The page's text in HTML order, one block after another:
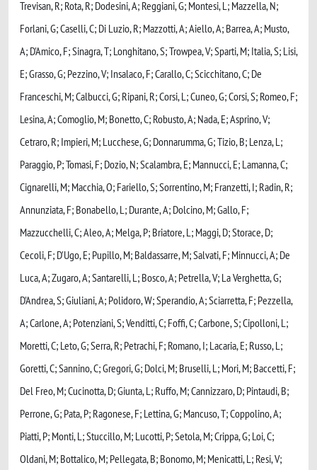
Trevisan, R; Rota, R; Dodesini, A; Reggiani, G; Montesi, L; Mazzella, N;
Forlani, G; Caselli, C; Di Luzio, R; Mazzotti, A; Aiello, A; Barrea, A; Musto,
A; D'Amico, F; Sinagra, T; Longhitano, S; Trowpea, V; Sparti, M; Italia, S; Lisi,
E; Grasso, G; Pezzino, V; Insalaco, F; Carallo, C; Scicchitano, C; De
Franceschi, M; Calbucci, G; Ripani, R; Corsi, L; Cuneo, G; Corsi, S; Romeo, F;
Lesina, A; Comoglio, M; Bonetto, C; Robusto, A; Nada, E; Asprino, V;
Cetraro, R; Impieri, M; Lucchese, G; Donnarumma, G; Tizio, B; Lenza, L;
Paraggio, P; Tomasi, F; Dozio, N; Scalambra, E; Mannucci, E; Lamanna, C;
Cignarelli, M; Macchia, O; Fariello, S; Sorrentino, M; Franzetti, I; Radin, R;
Annunziata, F; Bonabello, L; Durante, A; Dolcino, M; Gallo, F;
Mazzucchelli, C; Aleo, A; Melga, P; Briatore, L; Maggi, D; Storace, D;
Cecoli, F; D'Ugo, E; Pupillo, M; Baldassarre, M; Salvati, F; Minnucci, A; De
Luca, A; Zugaro, A; Santarelli, L; Bosco, A; Petrella, V; La Verghetta, G;
D'Andrea, S; Giuliani, A; Polidoro, W; Sperandio, A; Sciarretta, F; Pezzella,
A; Carlone, A; Potenziani, S; Venditti, C; Foffi, C; Carbone, S; Cipolloni, L;
Moretti, C; Leto, G; Serra, R; Petrachi, F; Romano, I; Lacaria, E; Russo, L;
Goretti, C; Sannino, C; Gregori, G; Dolci, M; Bruselli, L; Mori, M; Baccetti, F;
Del Freo, M; Cucinotta, D; Giunta, L; Ruffo, M; Cannizzaro, D; Pintaudi, B;
Perrone, G; Pata, P; Ragonese, F; Lettina, G; Mancuso, T; Coppolino, A;
Piatti, P; Monti, L; Stuccillo, M; Lucotti, P; Setola, M; Crippa, G; Loi, C;
Oldani, M; Bottalico, M; Pellegata, B; Bonomo, M; Menicatti, L; Resi, V;